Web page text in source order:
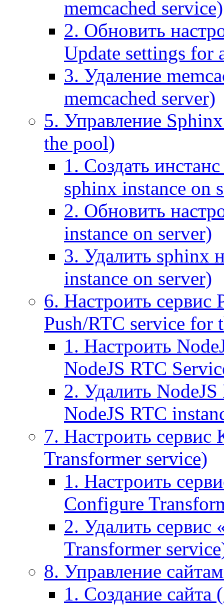
memcached service)
2. Обновить
Update settings for
3. Удаление
memcached server)
5. Управление
the pool)
1. Создать
sphinx instance on
2. Обновить
instance on server)
3. Удалить sphinx
instance on server)
6. Настроить
Push/RTC service for
1. Настроить
NodeJS RTC
2. Удалить
NodeJS RTC
7. Настроить
Transformer service)
1. Настроить
Configure
2. Удалить сервис
Transformer
8. Управление
1. Создание сайта